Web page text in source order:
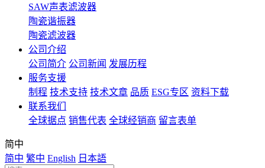
SAW声表滤波器
陶瓷谐振器
陶瓷滤波器
公司介绍
公司简介 公司新闻 发展历程
服务支援
制程 技术支持 技术文章 品质 ESG专区 资料下载
联系我们
全球据点 销售代表 全球经销商 留言表单
简中
简中 繁中 English 日本語